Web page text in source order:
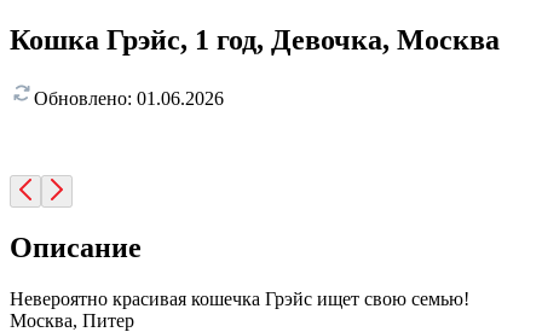
Кошка Грэйс, 1 год, Девочка, Москва
Обновлено: 01.06.2026
Описание
Невероятно красивая кошечка Грэйс ищет свою семью!
Москва, Питер